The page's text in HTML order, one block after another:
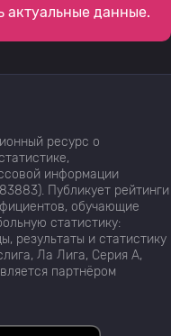
актуальные данные.
ресурс о
информации
Публикует рейтинги
обучающие
статистику:
результаты и статистику
Ла Лига, Серия А,
партнёром